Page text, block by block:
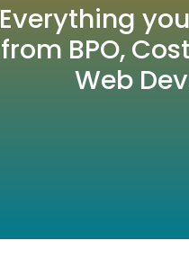
Everything
from BPO,
Web